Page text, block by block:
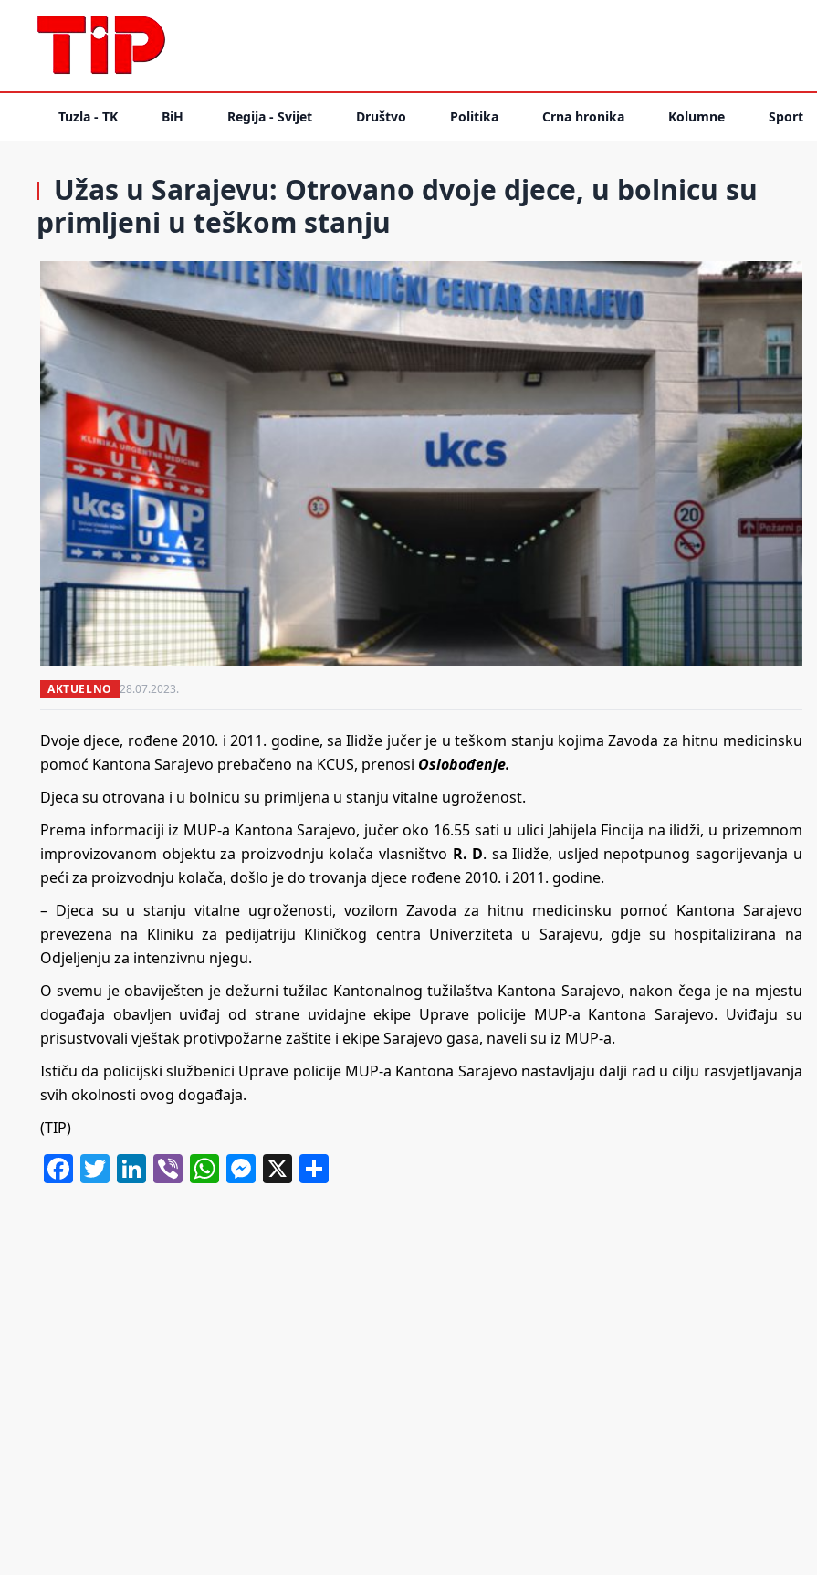
Tuzla - TK BiH Regija - Svijet Društvo Politika Crna hronika Kolumne Sport
Užas u Sarajevu: Otrovano dvoje djece, u bolnicu su
primljeni u teškom stanju
AKTUELNO 28.07.2023.
Dvoje djece, rođene 2010. i 2011. godine, sa Ilidže jučer je u teškom stanju kojima Zavoda za hitnu medicinsku
pomoć Kantona Sarajevo prebačeno na KCUS, prenosi Oslobođenje.
Djeca su otrovana i u bolnicu su primljena u stanju vitalne ugroženost.
Prema informaciji iz MUP-a Kantona Sarajevo, jučer oko 16.55 sati u ulici Jahijela Fincija na ilidži, u prizemnom
improvizovanom objektu za proizvodnju kolača vlasništvo R. D. sa Ilidže, usljed nepotpunog sagorijevanja u
peći za proizvodnju kolača, došlo je do trovanja djece rođene 2010. i 2011. godine.
– Djeca su u stanju vitalne ugroženosti, vozilom Zavoda za hitnu medicinsku pomoć Kantona Sarajevo
prevezena na Kliniku za pedijatriju Kliničkog centra Univerziteta u Sarajevu, gdje su hospitalizirana na
Odjeljenju za intenzivnu njegu.
O svemu je obaviješten je dežurni tužilac Kantonalnog tužilaštva Kantona Sarajevo, nakon čega je na mjestu
događaja obavljen uviđaj od strane uvidajne ekipe Uprave policije MUP-a Kantona Sarajevo. Uviđaju su
prisustvovali vještak protivpožarne zaštite i ekipe Sarajevo gasa, naveli su iz MUP-a.
Ističu da policijski službenici Uprave policije MUP-a Kantona Sarajevo nastavljaju dalji rad u cilju rasvjetljavanja
svih okolnosti ovog događaja.
(TIP)
Facebook
Twitter
LinkedIn
ViberWhatsApp
Messenger
X